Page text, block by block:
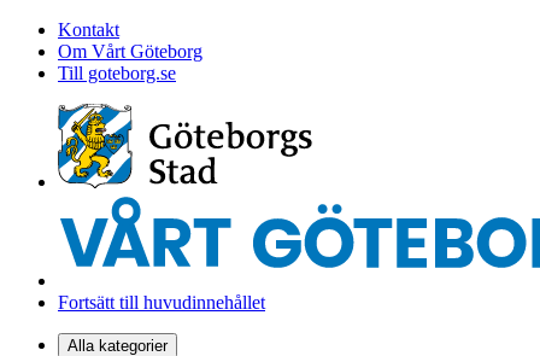
Kontakt
Om Vårt Göteborg
Till goteborg.se
Fortsätt till huvudinnehållet
Alla kategorier